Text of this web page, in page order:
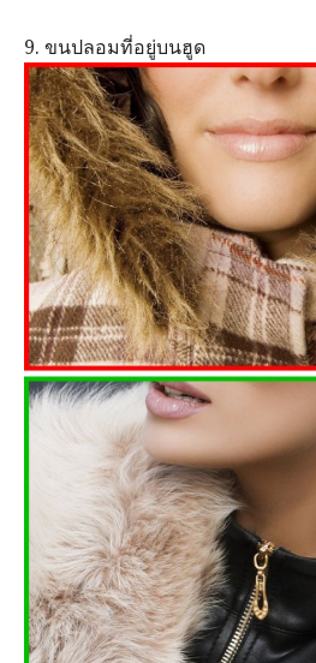
9. ขนปลอมที่อยู่บนฮูด